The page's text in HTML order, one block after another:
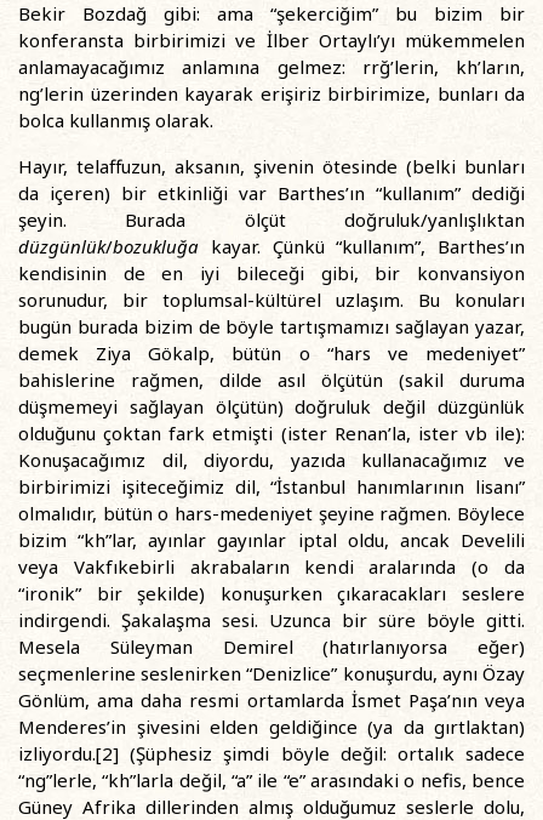
Bekir Bozdağ gibi: ama “şekerciğim” bu bizim bir
konferansta birbirimizi ve İlber Ortaylı’yı mükemmelen
anlamayacağımız anlamına gelmez: rrğ’lerin, kh’ların,
ng’lerin üzerinden kayarak erişiriz birbirimize, bunları da
bolca kullanmış olarak.
Hayır, telaffuzun, aksanın, şivenin ötesinde (belki bunları
da içeren) bir etkinliği var Barthes’ın “kullanım” dediği
şeyin. Burada ölçüt doğruluk/yanlışlıktan
düzgünlük/bozukluğa kayar. Çünkü “kullanım”, Barthes’ın
kendisinin de en iyi bileceği gibi, bir konvansiyon
sorunudur, bir toplumsal-kültürel uzlaşım. Bu konuları
bugün burada bizim de böyle tartışmamızı sağlayan yazar,
demek Ziya Gökalp, bütün o “hars ve medeniyet”
bahislerine rağmen, dilde asıl ölçütün (sakil duruma
düşmemeyi sağlayan ölçütün) doğruluk değil düzgünlük
olduğunu çoktan fark etmişti (ister Renan’la, ister vb ile):
Konuşacağımız dil, diyordu, yazıda kullanacağımız ve
birbirimizi işiteceğimiz dil, “İstanbul hanımlarının lisanı”
olmalıdır, bütün o hars-medeniyet şeyine rağmen. Böylece
bizim “kh”lar, ayınlar gayınlar iptal oldu, ancak Develili
veya Vakfıkebirli akrabaların kendi aralarında (o da
“ironik” bir şekilde) konuşurken çıkaracakları seslere
indirgendi. Şakalaşma sesi. Uzunca bir süre böyle gitti.
Mesela Süleyman Demirel (hatırlanıyorsa eğer)
seçmenlerine seslenirken “Denizlice” konuşurdu, aynı Özay
Gönlüm, ama daha resmi ortamlarda İsmet Paşa’nın veya
Menderes’in şivesini elden geldiğince (ya da gırtlaktan)
izliyordu.[2] (Şüphesiz şimdi böyle değil: ortalık sadece
“ng”lerle, “kh”larla değil, “a” ile “e” arasındaki o nefis, bence
Güney Afrika dillerinden almış olduğumuz seslerle dolu,